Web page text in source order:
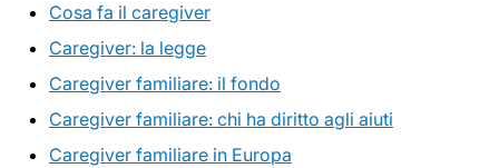
Cosa fa il caregiver
Caregiver: la legge
Caregiver familiare: il fondo
Caregiver familiare: chi ha diritto agli aiuti
Caregiver familiare in Europa